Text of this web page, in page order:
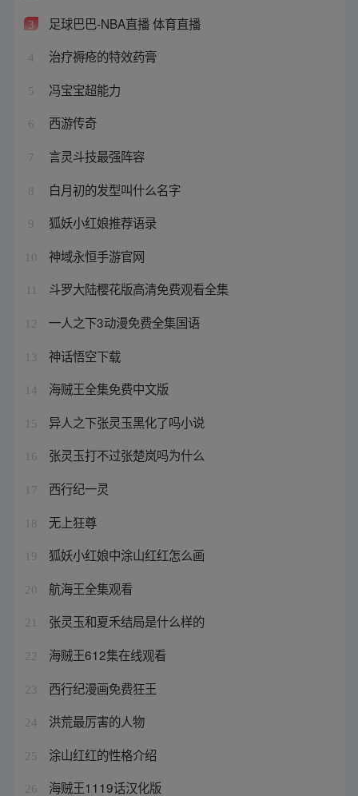
3 足球巴巴-NBA直播 体育直播
4 治疗褥疮的特效药膏
5 冯宝宝超能力
6 西游传奇
7 言灵斗技最强阵容
8 白月初的发型叫什么名字
9 狐妖小红娘推荐语录
10 神域永恒手游官网
斗罗大陆樱花版高清免费观看全集
12 一人之下3动漫免费全集国语
13 神话悟空下载
14 海贼王全集免费中文版
15 异人之下张灵玉黑化了吗小说
16 张灵玉打不过张楚岚吗为什么
17 西行纪一灵
18 无上狂尊
19 狐妖小红娘中涂山红红怎么画
20 航海王全集观看
21 张灵玉和夏禾结局是什么样的
22 海贼王612集在线观看
23 西行纪漫画免费狂王
24 洪荒最厉害的人物
25 涂山红红的性格介绍
26 海贼王1119话汉化版